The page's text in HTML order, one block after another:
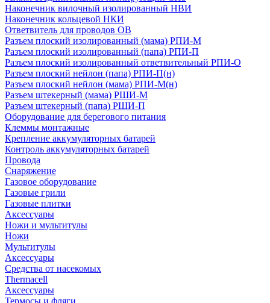
Наконечник вилочный изолированный НВИ
Наконечник кольцевой НКИ
Ответвитель для проводов ОВ
Разъем плоский изолированный (мама) РПИ-М
Разъем плоский изолированный (папа) РПИ-П
Разъем плоский изолированный ответвительный РПИ-О
Разъем плоский нейлон (папа) РПИ-П(н)
Разъем плоский нейлон (мама) РПИ-М(н)
Разъем штекерный (мама) РШИ-М
Разъем штекерный (папа) РШИ-П
Оборудование для берегового питания
Клеммы монтажные
Крепление аккумуляторных батарей
Контроль аккумуляторных батарей
Провода
Снаряжение
Газовое оборудование
Газовые грили
Газовые плитки
Аксессуары
Ножи и мультитулы
Ножи
Мультитулы
Аксессуары
Средства от насекомых
Thermacell
Аксессуары
Термосы и фляги